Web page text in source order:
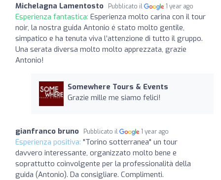
Michelagna Lamentosto Pubblicato il 1 year ago
Esperienza fantastica: Esperienza molto carina con il tour
noir, la nostra guida Antonio é stato molto gentile,
simpatico e ha tenuta viva l’attenzione di tutto il gruppo.
Una serata diversa molto molto apprezzata, grazie
Antonio!
Somewhere Tours & Events
Grazie mille me siamo felici!
gianfranco bruno Pubblicato il 1 year ago
Esperienza positiva: "Torino sotterranea" un tour
davvero interessante, organizzato molto bene e
soprattutto coinvolgente per la professionalità della
guida (Antonio). Da consigliare. Complimenti.